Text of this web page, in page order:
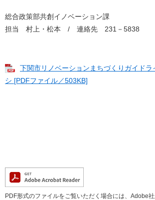
総合政策部共創イノベーション課
担当 村上・松本 / 連絡先 231－5838
下関市リノベーションまちづくりガイドラ
シ [PDFファイル／503KB]
PDF形式のファイルをご覧いただく場合には、Adobe